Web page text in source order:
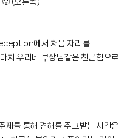
🙂(오른쪽)
에서 처음 자리를
치 우리네 부장님같은 친근함으로
제를 통해 견해를 주고받는 시간은